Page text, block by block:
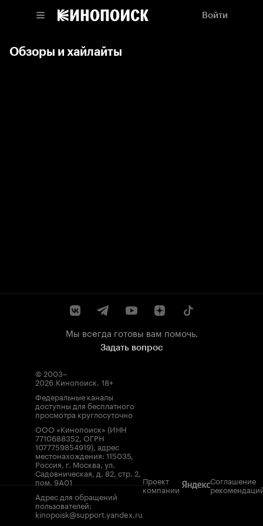
Войти
Обзоры и хайлайты
Мы всегда готовы вам помочь.
Задать вопрос
© 2003–
2026 Кинопоиск. 18+
Федеральные каналы
доступны для бесплатного
просмотра круглосуточно
ООО «Кинопоиск» (ИНН
7710688352, ОГРН
1077759854919), адрес
местонахождения: 115035,
Россия, г. Москва, ул.
Садовническая, д. 82, стр. 2,
пом. 9А01
Адрес для обращений
пользователей:
kinopoisk@support.yandex.ru
Проект
компании
Соглашение